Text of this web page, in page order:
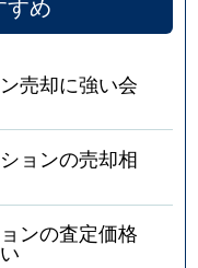
売却に強い会
ョンの売却相
ンの査定価格